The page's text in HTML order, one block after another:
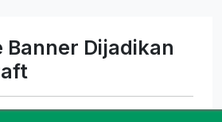
Banner Dijadikan